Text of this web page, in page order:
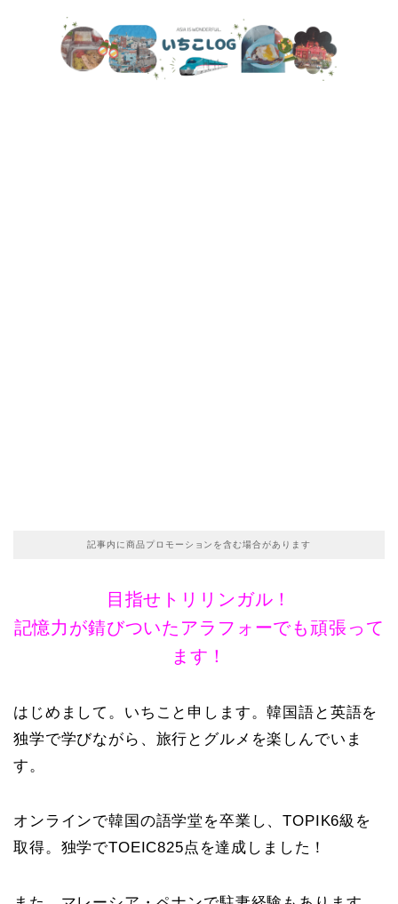
記事内に商品プロモーションを含む場合があります
目指せトリリンガル！
記憶力が錆びついたアラフォーでも頑張って
ます！
はじめまして。いちこと申します。韓国語と英語を
独学で学びながら、旅行とグルメを楽しんでいま
す。
オンラインで韓国の語学堂を卒業し、TOPIK6級を
取得。独学でTOEIC825点を達成しました！